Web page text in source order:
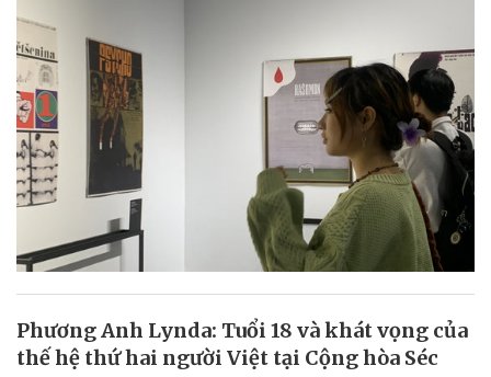
Phương Anh Lynda: Tuổi 18 và khát vọng của
thế hệ thứ hai người Việt tại Cộng hòa Séc